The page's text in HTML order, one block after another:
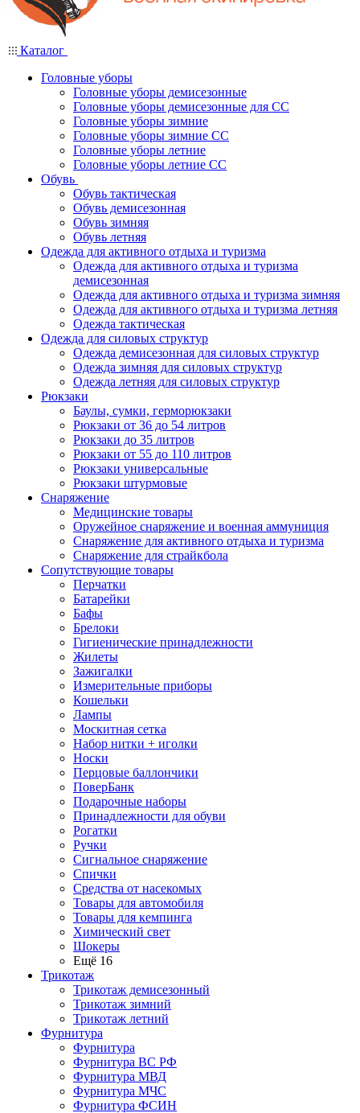
Каталог
Головные уборы
Головные уборы демисезонные
Головные уборы демисезонные для СС
Головные уборы зимние
Головные уборы зимние СС
Головные уборы летние
Головные уборы летние СС
Обувь
Обувь тактическая
Обувь демисезонная
Обувь зимняя
Обувь летняя
Одежда для активного отдыха и туризма
Одежда для активного отдыха и туризма
демисезонная
Одежда для активного отдыха и туризма зимняя
Одежда для активного отдыха и туризма летняя
Одежда тактическая
Одежда для силовых структур
Одежда демисезонная для силовых структур
Одежда зимняя для силовых структур
Одежда летняя для силовых структур
Рюкзаки
Баулы, сумки, герморюкзаки
Рюкзаки от 36 до 54 литров
Рюкзаки до 35 литров
Рюкзаки от 55 до 110 литров
Рюкзаки универсальные
Рюкзаки штурмовые
Снаряжение
Медицинские товары
Оружейное снаряжение и военная аммуниция
Снаряжение для активного отдыха и туризма
Снаряжение для страйкбола
Сопутствующие товары
Перчатки
Батарейки
Бафы
Брелоки
Гигиенические принадлежности
Жилеты
Зажигалки
Измерительные приборы
Кошельки
Лампы
Москитная сетка
Набор нитки + иголки
Носки
Перцовые баллончики
ПоверБанк
Подарочные наборы
Принадлежности для обуви
Рогатки
Ручки
Сигнальное снаряжение
Спички
Средства от насекомых
Товары для автомобиля
Товары для кемпинга
Химический свет
Шокеры
Ещё 16
Трикотаж
Трикотаж демисезонный
Трикотаж зимний
Трикотаж летний
Фурнитура
Фурнитура
Фурнитура ВС РФ
Фурнитура МВД
Фурнитура МЧС
Фурнитура ФСИН